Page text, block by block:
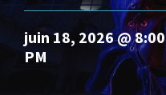
juin 18, 2026 @ 8:00
PM